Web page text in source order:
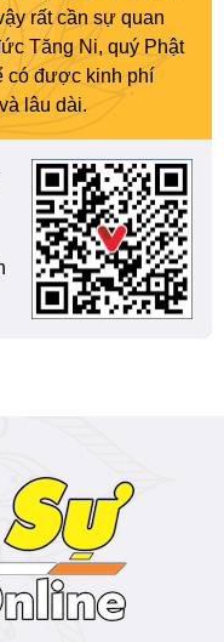
rất cần sự quan
Tăng Ni, quý Phật
có được kinh phí
lâu dài.